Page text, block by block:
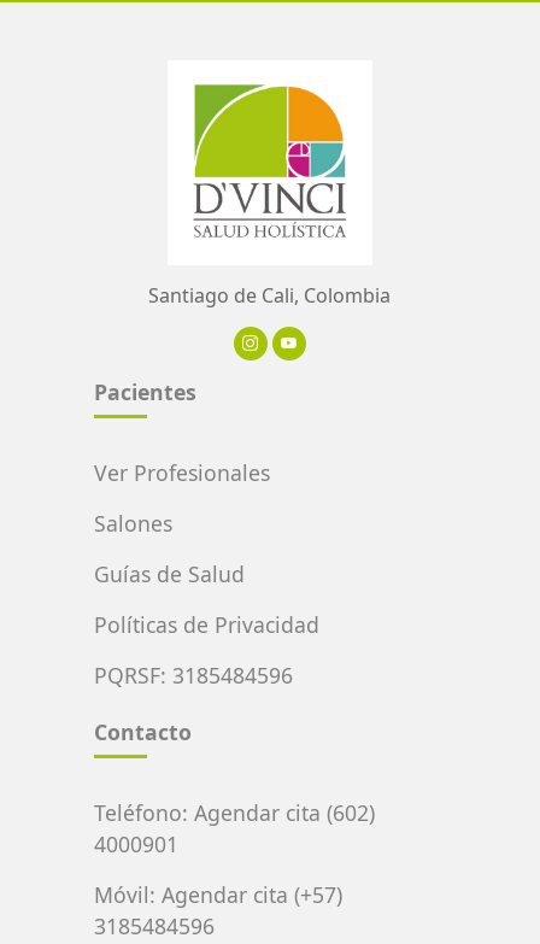
Santiago de Cali, Colombia
Pacientes
Ver Profesionales
Salones
Guías de Salud
Políticas de Privacidad
PQRSF: 3185484596
Contacto
Teléfono: Agendar cita (602)
4000901
Móvil: Agendar cita (+57)
3185484596